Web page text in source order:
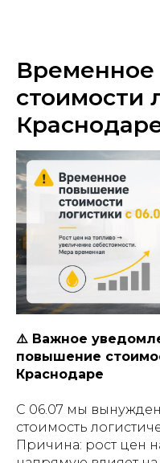
стоимости
⚠️ Важное
повышение
Краснодаре
С 06.07 мы
стоимость
Причина: рост цен